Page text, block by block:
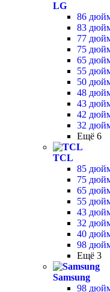
LG
86
83
77
75
65
55
50
48
43
42
32
Ещё 6
TCL
85
75
65
55
43
32
40
98
Ещё 3
Samsung
98